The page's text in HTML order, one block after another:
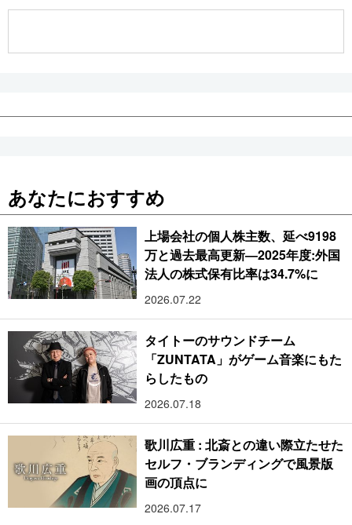
あなたにおすすめ
上場会社の個人株主数、延べ9198
万と過去最高更新―2025年度:外国
法人の株式保有比率は34.7%に
2026.07.22
タイトーのサウンドチーム
「ZUNTATA」がゲーム音楽にもた
らしたもの
2026.07.18
歌川広重 : 北斎との違い際立たせた
セルフ・ブランディングで風景版
画の頂点に
2026.07.17